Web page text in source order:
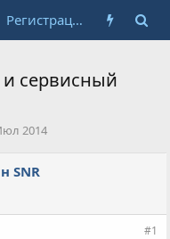
Регистрация
сервисный
2014
SNR
#1